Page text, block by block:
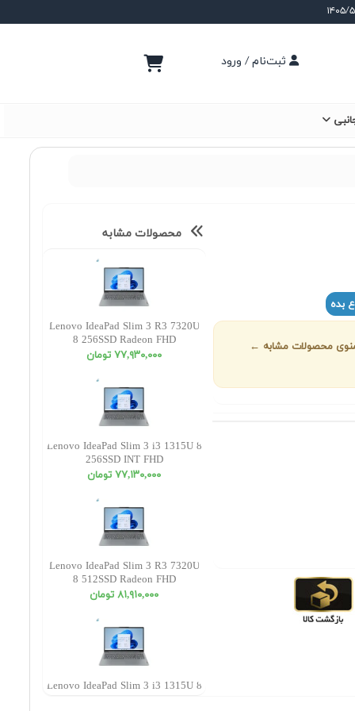
ثبت‌نام / ورود
بده
منوی محصولات مشابه ←
محصولات مشابه
Lenovo IdeaPad Slim 3 R3 7320U
8 256SSD Radeon FHD
٧٧,٩٣٠,٠٠٠ تومان
Lenovo IdeaPad Slim 3 i3 1315U 8
256SSD INT FHD
٧٧,١٣٠,٠٠٠ تومان
Lenovo IdeaPad Slim 3 R3 7320U
8 512SSD Radeon FHD
٨١,٩١٠,٠٠٠ تومان
Lenovo IdeaPad Slim 3 i3 1315U 8